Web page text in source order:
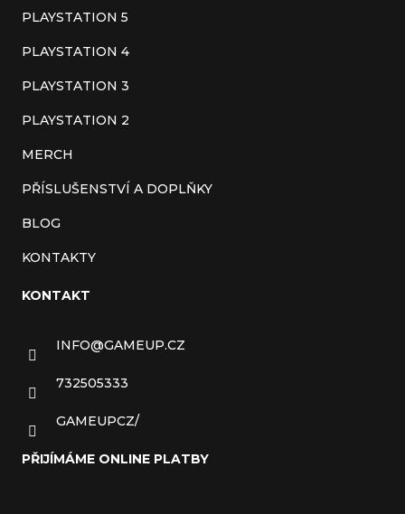
PLAYSTATION 5
PLAYSTATION 4
PLAYSTATION 3
PLAYSTATION 2
MERCH
PŘÍSLUŠENSTVÍ A DOPLŇKY
BLOG
KONTAKTY
KONTAKT
INFO@GAMEUP.CZ
732505333
GAMEUPCZ/
PŘIJÍMÁME ONLINE PLATBY